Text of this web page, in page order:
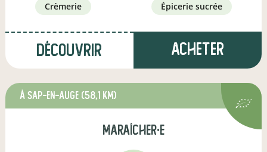
crèmerie épicerie sucrée
Découvrir Acheter
à Sap-en-Auge (58,1 km)
maraîcher·e